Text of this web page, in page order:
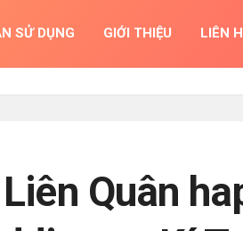
SỬ DỤNG GIỚI THIỆU LIÊN
Quân